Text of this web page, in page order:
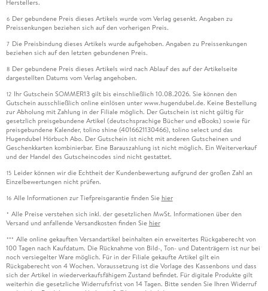
Herstellers.
6 Der gebundene Preis dieses Artikels wurde vom Verlag gesenkt. Angaben zu
Preissenkungen beziehen sich auf den vorherigen Preis.
7 Die Preisbindung dieses Artikels wurde aufgehoben. Angaben zu Preissenkungen
beziehen sich auf den letzten gebundenen Preis.
8 Der gebundene Preis dieses Artikels wird nach Ablauf des auf der Artikelseite
dargestellten Datums vom Verlag angehoben.
12 Ihr Gutschein SOMMER13 gilt bis einschließlich 10.08.2026. Sie können den
Gutschein ausschließlich online einlösen unter www.hugendubel.de. Keine Bestellung
zur Abholung mit Zahlung in der Filiale möglich. Der Gutschein ist nicht gültig für
gesetzlich preisgebundene Artikel (deutschsprachige Bücher und eBooks) sowie für
preisgebundene Kalender, tolino shine (4016621130466), tolino select und das
Hugendubel Hörbuch Abo. Der Gutschein ist nicht mit anderen Gutscheinen und
Geschenkkarten kombinierbar. Eine Barauszahlung ist nicht möglich. Ein Weiterverkauf
und der Handel des Gutscheincodes sind nicht gestattet.
15 Leider können wir die Echtheit der Kundenbewertung aufgrund der großen Zahl an
Einzelbewertungen nicht prüfen.
16 Alle Informationen zur Tiefpreisgarantie finden Sie hier
* Alle Preise verstehen sich inkl. der gesetzlichen MwSt. Informationen über den
Versand und anfallende Versandkosten finden Sie hier
*** Alle online gekauften Versandartikel beinhalten ein erweitertes Rückgaberecht von
100 Tagen nach Kaufdatum. Die Rücknahme von Bild-, Ton- und Datenträgern ist nur bei
noch versiegelter Ware möglich. Für in der Filiale gekaufte Artikel gilt ein
Rückgaberecht von 4 Wochen. Voraussetzung ist die Vorlage des Kassenbons und dass
sich der Artikel in wiederverkaufsfähigem Zustand befindet. Für digitale Produkte gilt
weiterhin die gesetzliche Widerrufsfrist von 14 Tagen. Bitte senden Sie Ihren Widerruf